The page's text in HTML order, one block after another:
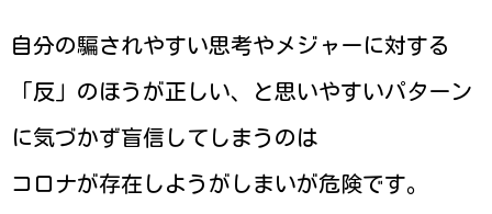
自分の騙されやすい思考やメジャーに対する
「反」のほうが正しい、と思いやすいパターン
に気づかず盲信してしまうのは
コロナが存在しようがしまいが危険です。